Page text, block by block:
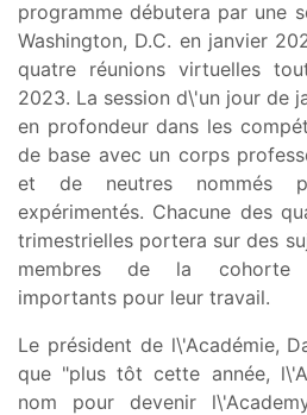
programme débutera par une
Washington, D.C. en janvier
quatre réunions virtuelles
2023. La session d\'un jour de
en profondeur dans les
de base avec un corps
et de neutres nommés
expérimentés. Chacune des
trimestrielles portera sur des
membres de la cohorte
importants pour leur travail.
Le président de l\'Académie,
que "plus tôt cette année,
nom pour devenir